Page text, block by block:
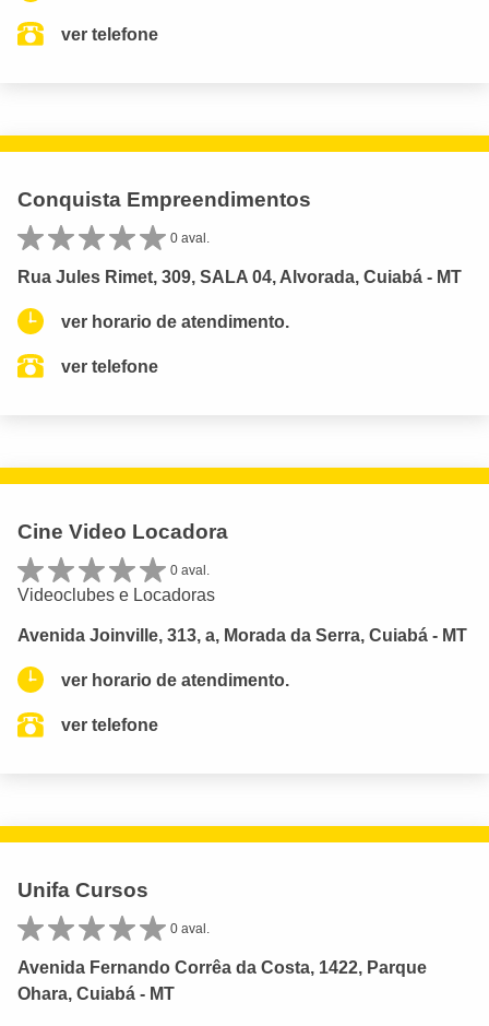
ver telefone
Conquista Empreendimentos
0 aval.
Rua Jules Rimet, 309, SALA 04, Alvorada, Cuiabá - MT
ver horario de atendimento.
ver telefone
Cine Video Locadora
0 aval.
Videoclubes e Locadoras
Avenida Joinville, 313, a, Morada da Serra, Cuiabá - MT
ver horario de atendimento.
ver telefone
Unifa Cursos
0 aval.
Avenida Fernando Corrêa da Costa, 1422, Parque
Ohara, Cuiabá - MT